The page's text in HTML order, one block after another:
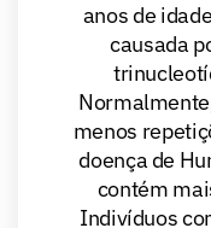
anos de
causada
menos
doença de
contém
Indivíduos